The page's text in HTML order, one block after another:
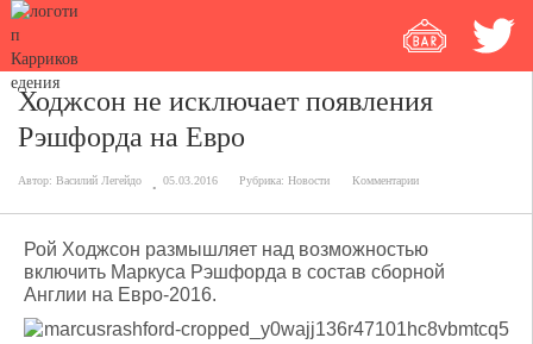
Ходжсон не исключает появления
Рэшфорда на Евро
Автор: Василий Легейдо 05.03.2016 Рубрика: Новости Комментарии
Рой Ходжсон размышляет над возможностью
включить Маркуса Рэшфорда в состав сборной
Англии на Евро-2016.